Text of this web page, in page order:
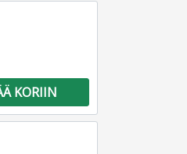
KORIIN